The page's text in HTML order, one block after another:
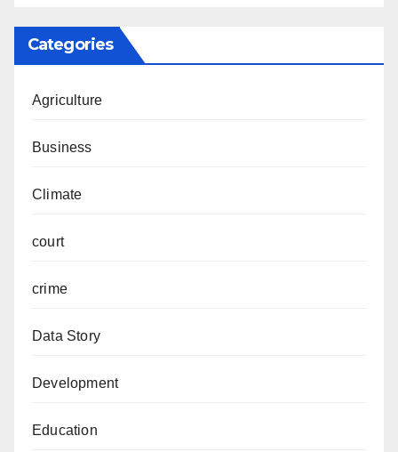
Categories
Agriculture
Business
Climate
court
crime
Data Story
Development
Education